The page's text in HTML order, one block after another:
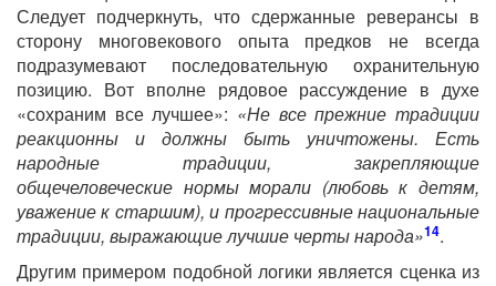
Следует подчеркнуть, что сдержанные реверансы в
сторону многовекового опыта предков не всегда
подразумевают последовательную охранительную
позицию. Вот вполне рядовое рассуждение в духе
«сохраним все лучшее»: «Не все прежние традиции
реакционны и должны быть уничтожены. Есть
народные традиции, закрепляющие
общечеловеческие нормы морали (любовь к детям,
уважение к старшим), и прогрессивные национальные
традиции, выражающие лучшие черты народа»14.
Другим примером подобной логики является сценка из